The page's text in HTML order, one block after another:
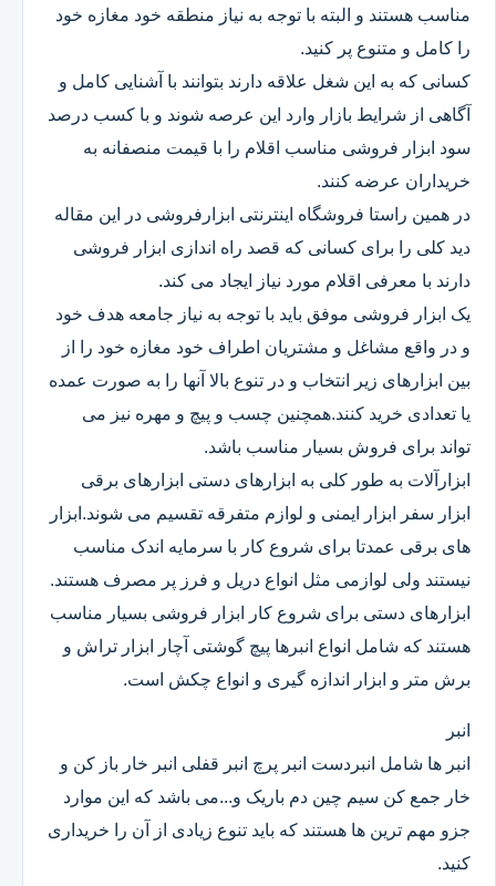
مناسب هستند و البته با توجه به نیاز منطقه خود مغازه خود
را کامل و متنوع پر کنید.
کسانی که به این شغل علاقه دارند بتوانند با آشنایی کامل و
آگاهی از شرایط بازار وارد این عرصه شوند و با کسب درصد
سود ابزار فروشی مناسب اقلام را با قیمت منصفانه به
خریداران عرضه کنند.
در همین راستا فروشگاه اینترنتی ابزارفروشی در این مقاله
دید کلی را برای کسانی که قصد راه اندازی ابزار فروشی
دارند با معرفی اقلام مورد نیاز ایجاد می کند.
یک ابزار فروشی موفق باید با توجه به نیاز جامعه هدف خود
و در واقع مشاغل و مشتریان اطراف خود مغازه خود را از
بین ابزارهای زیر انتخاب و در تنوع بالا آنها را به صورت عمده
یا تعدادی خرید کنند.همچنین چسب و پیچ و مهره نیز می
تواند برای فروش بسیار مناسب باشد.
ابزارآلات به طور کلی به ابزارهای دستی ابزارهای برقی
ابزار سفر ابزار ایمنی و لوازم متفرقه تقسیم می شوند.ابزار
های برقی عمدتا برای شروع کار با سرمایه اندک مناسب
نیستند ولی لوازمی مثل انواع دریل و فرز پر مصرف هستند.
ابزارهای دستی برای شروع کار ابزار فروشی بسیار مناسب
هستند که شامل انواع انبرها پیچ گوشتی آچار ابزار تراش و
برش متر و ابزار اندازه گیری و انواع چکش است.
انبر
انبر ها شامل انبردست انبر پرچ انبر قفلی انبر خار باز کن و
خار جمع کن سیم چین دم باریک و...می باشد که این موارد
جزو مهم ترین ها هستند که باید تنوع زیادی از آن را خریداری
کنید.